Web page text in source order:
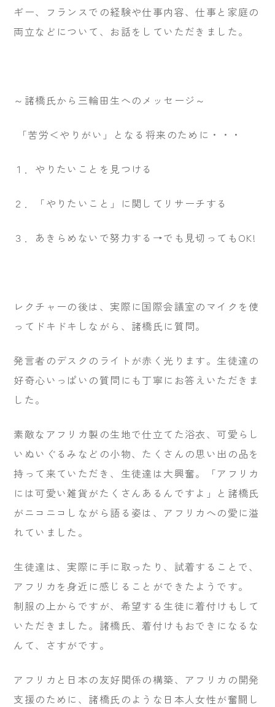
ギー、フランスでの経験や仕事内容、仕事と家庭の
両立などについて、お話をしていただきました。
～諸橋氏から三輪田生へのメッセージ～
「苦労＜やりがい」となる将来のために・・・
１．やりたいことを見つける
２．「やりたいこと」に関してリサーチする
３．あきらめないで努力する→でも見切ってもOK!
レクチャーの後は、実際に国際会議室のマイクを使
ってドキドキしながら、諸橋氏に質問。
発言者のデスクのライトが赤く光ります。生徒達の
好奇心いっぱいの質問にも丁寧にお答えいただきま
した。
素敵なアフリカ製の生地で仕立てた浴衣、可愛らし
いぬいぐるみなどの小物、たくさんの思い出の品を
持って来ていただき、生徒達は大興奮。「アフリカ
には可愛い雑貨がたくさんあるんですよ」と諸橋氏
がニコニコしながら語る姿は、アフリカへの愛に溢
れていました。
生徒達は、実際に手に取ったり、試着することで、
アフリカを身近に感じることができたようです。
制服の上からですが、希望する生徒に着付けもして
いただきました。諸橋氏、着付けもおできになるな
んて、さすがです。
アフリカと日本の友好関係の構築、アフリカの開発
支援のために、諸橋氏のような日本人女性が奮闘し